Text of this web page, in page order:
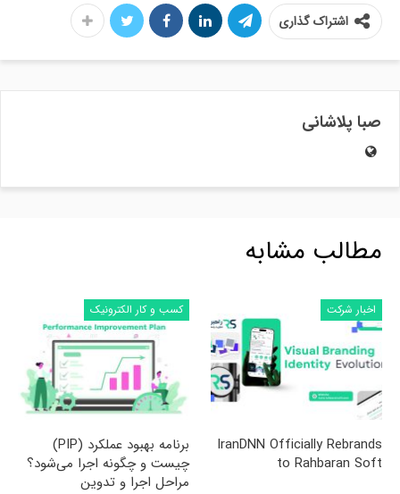
اشتراک گذاری
صبا پلاشانی
مطالب مشابه
اخبار شرکت
IranDNN Officially Rebrands
to Rahbaran Soft
کسب و کار الکترونیک
برنامه بهبود عملکرد (PIP)
چیست و چگونه اجرا می‌شود؟
مراحل اجرا و تدوین